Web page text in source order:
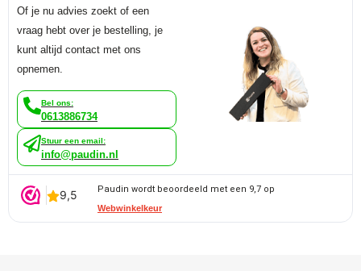
Of je nu advies zoekt of een
vraag hebt over je bestelling, je
kunt altijd contact met ons
opnemen.
Bel ons:
0613886734
Stuur een email:
info@paudin.nl
Paudin wordt beoordeeld met een 9,7 op
Webwinkelkeur